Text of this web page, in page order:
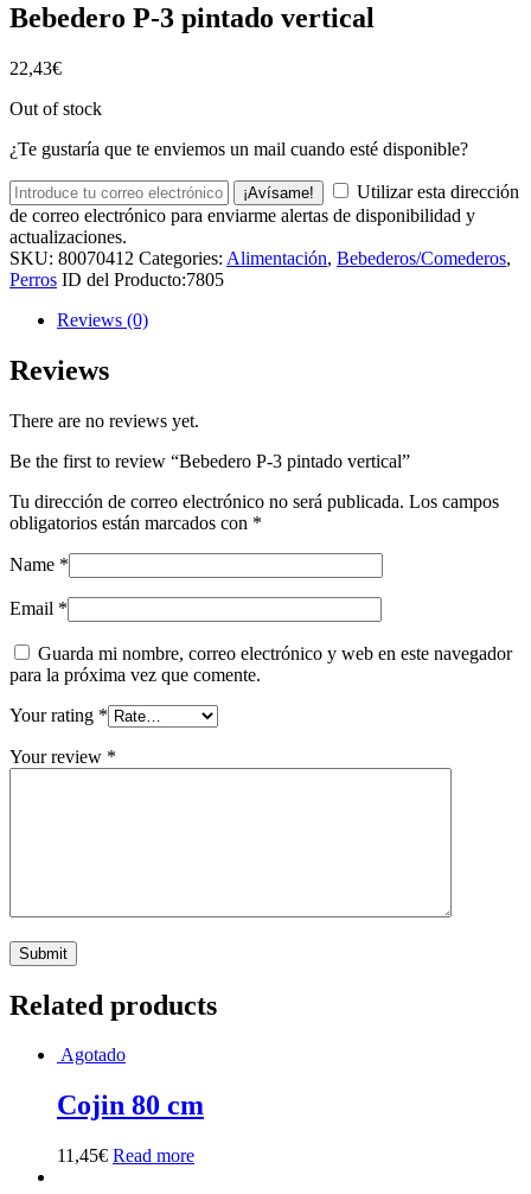
Bebedero P-3 pintado vertical
22,43€
Out of stock
¿Te gustaría que te enviemos un mail cuando esté disponible?
¡Avísame!
Utilizar esta dirección
de correo electrónico para enviarme alertas de disponibilidad y
actualizaciones.
SKU: 80070412 Categories: Alimentación, Bebederos/Comederos,
Perros ID del Producto:7805
Reviews (0)
Reviews
There are no reviews yet.
Be the first to review “Bebedero P-3 pintado vertical”
Tu dirección de correo electrónico no será publicada. Los campos
obligatorios están marcados con *
Name *
Email *
Guarda mi nombre, correo electrónico y web en este navegador
para la próxima vez que comente.
Your rating *
Your review *
Related products
Agotado
Cojin 80 cm
11,45€ Read more